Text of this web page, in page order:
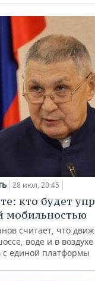
28 июл, 20:45
кто будет
мобильностью
считает, что
воде и в
с единой платформы